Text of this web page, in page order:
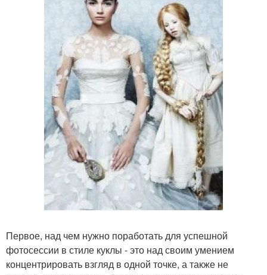
Первое, над чем нужно поработать для успешной
фотосессии в стиле куклы - это над своим умением
концентрировать взгляд в одной точке, а также не